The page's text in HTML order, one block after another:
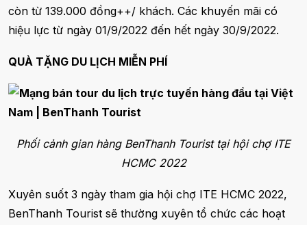
còn từ 139.000 đồng++/ khách. Các khuyến mãi có
hiệu lực từ ngày 01/9/2022 đến hết ngày 30/9/2022.
QUÀ TẶNG DU LỊCH MIỄN PHÍ
Phối cảnh gian hàng BenThanh Tourist tại hội chợ ITE
HCMC 2022
Xuyên suốt 3 ngày tham gia hội chợ ITE HCMC 2022,
BenThanh Tourist sẽ thường xuyên tổ chức các hoạt